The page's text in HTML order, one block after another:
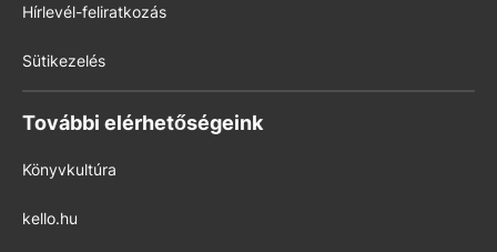
Hírlevél-feliratkozás
Sütikezelés
További elérhetőségeink
Könyvkultúra
kello.hu